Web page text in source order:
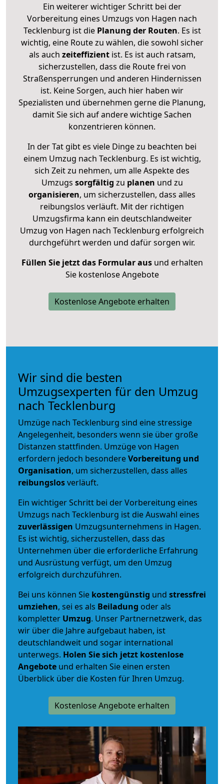
Ein weiterer wichtiger Schritt bei der
Vorbereitung eines Umzugs von Hagen nach
Tecklenburg ist diePlanung der Routen. Es ist
wichtig, eine Route zu wählen, die sowohl sicher
als auch zeiteffizientist. Es ist auch ratsam,
sicherzustellen, dass die Route frei von
Straßensperrungen und anderen Hindernissen
ist. Keine Sorgen, auch hier haben wir
Spezialisten und übernehmen gerne die Planung,
damit Sie sich auf andere wichtige Sachen
konzentrieren können.
In der Tat gibt es viele Dinge zu beachten bei
einem Umzug nach Tecklenburg. Es ist wichtig,
sich Zeit zu nehmen, um alle Aspekte des
Umzugs sorgfältig zu planen und zu
organisieren, um sicherzustellen, dass alles
reibungslos verläuft. Mit der richtigen
Umzugsfirma kann ein deutschlandweiter
Umzug von Hagen nach Tecklenburg erfolgreich
durchgeführt werden und dafür sorgen wir.
Füllen Sie jetzt das Formular ausund erhalten
Sie kostenlose Angebote
Kostenlose Angebote erhalten
Wir sind die besten
Umzugsexperten für den Umzug
nach Tecklenburg
Umzüge nach Tecklenburg sind eine stressige
Angelegenheit, besonders wenn sie über große
Distanzen stattfinden. Umzüge von Hagen
erfordern jedoch besondereVorbereitung und
Organisation, um sicherzustellen, dass alles
reibungslosverläuft.
Ein wichtiger Schritt bei der Vorbereitung eines
Umzugs nach Tecklenburg ist die Auswahl eines
zuverlässigen Umzugsunternehmens in Hagen.
Es ist wichtig, sicherzustellen, dass das
Unternehmen über die erforderliche Erfahrung
und Ausrüstung verfügt, um den Umzug
erfolgreich durchzuführen.
Bei uns können Sie kostengünstig und stressfrei
umziehen, sei es als Beiladung oder als
kompletter Umzug. Unser Partnernetzwerk, das
wir über die Jahre aufgebaut haben, ist
deutschlandweit und sogar international
unterwegs. Holen Sie sich jetzt kostenlose
Angebote und erhalten Sie einen ersten
Überblick über die Kosten für Ihren Umzug.
Kostenlose Angebote erhalten